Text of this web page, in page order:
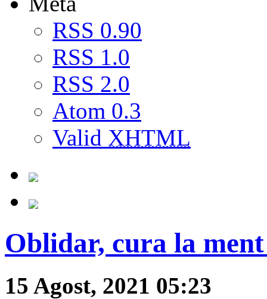
RSS 0.90
RSS 1.0
RSS 2.0
Atom 0.3
Valid XHTML
Oblidar, cura la ment
15 Agost, 2021 05:23